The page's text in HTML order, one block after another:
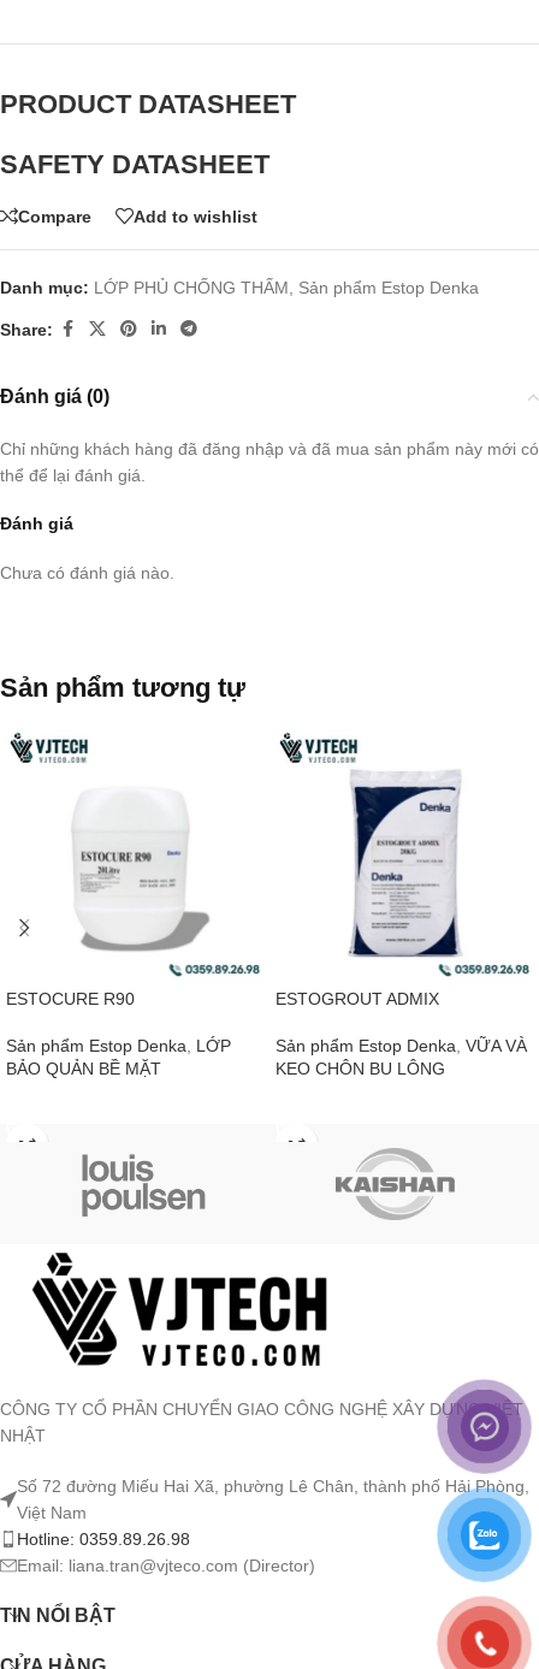
PRODUCT DATASHEET
SAFETY DATASHEET
Compare Add to wishlist
Danh mục: LỚP PHỦ CHỐNG THẤM, Sản phẩm Estop Denka
Share:
Đánh giá (0)
Đánh giá
Chưa có đánh giá nào.
Chỉ những khách hàng đã đăng nhập và đã mua sản phẩm này mới có
thể để lại đánh giá.
Sản phẩm tương tự
ESTOCURE R90
Sản phẩm Estop Denka, LỚP
BẢO QUẢN BỀ MẶT
ESTOGROUT ADMIX
Sản phẩm Estop Denka, VỮA VÀ
KEO CHÔN BU LÔNG
CÔNG TY CỔ PHẦN CHUYỂN GIAO CÔNG NGHỆ XÂY DỰNG VIỆT
NHẬT
Số 72 đường Miếu Hai Xã, phường Lê Chân, thành phố Hải Phòng,
Việt Nam
Hotline: 0359.89.26.98
Email: liana.tran@vjteco.com (Director)
TIN NỔI BẬT